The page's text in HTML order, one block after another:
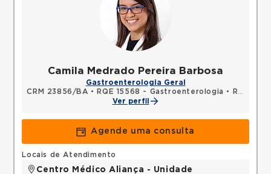
Camila Medrado Pereira Barbosa
Gastroenterologia Geral
CRM 23856/BA • RQE 15568 - Gastroenterologia •
RQE 25450 - Clínica médica
Ver perfil
Agende uma consulta
Locais de Atendimento
Centro Médico Aliança - Unidade